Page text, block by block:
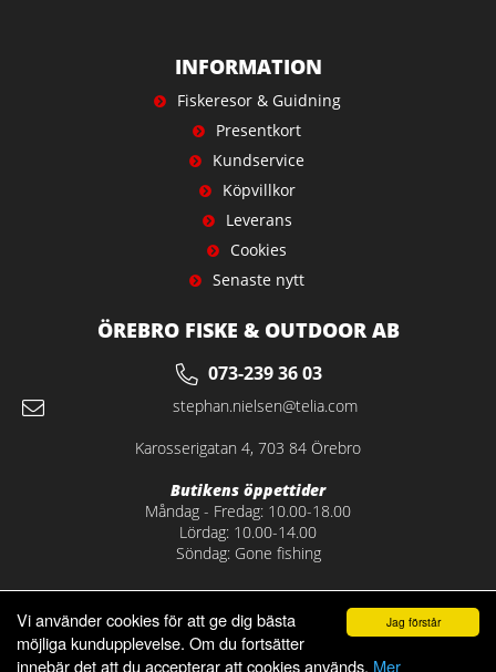
Jag förstår
Vi använder cookies för att ge dig bästa
möjliga kundupplevelse. Om du fortsätter
innebär det att du accepterar att cookies används. Mer
INFORMATION
Fiskeresor & Guidning
Presentkort
Kundservice
Köpvillkor
Leverans
Cookies
Senaste nytt
ÖREBRO FISKE & OUTDOOR AB
073-239 36 03
stephan.nielsen@telia.com
Karosserigatan 4, 703 84 Örebro
Butikens öppettider
Måndag - Fredag: 10.00-18.00
Lördag: 10.00-14.00
Söndag: Gone fishing